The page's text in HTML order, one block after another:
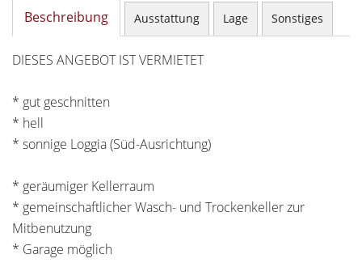
Beschreibung Ausstattung Lage Sonstiges
DIESES ANGEBOT IST VERMIETET
* gut geschnitten
* hell
* sonnige Loggia (Süd-Ausrichtung)
* geräumiger Kellerraum
* gemeinschaftlicher Wasch- und Trockenkeller zur
Mitbenutzung
* Garage möglich